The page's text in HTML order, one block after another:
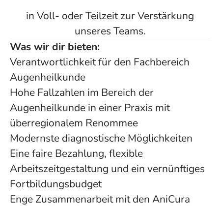
in Voll- oder Teilzeit zur Verstärkung
unseres Teams.
Was wir dir bieten:
Verantwortlichkeit für den Fachbereich
Augenheilkunde
Hohe Fallzahlen im Bereich der
Augenheilkunde in einer Praxis mit
überregionalem Renommee
Modernste diagnostische Möglichkeiten
Eine faire Bezahlung, flexible
Arbeitszeitgestaltung und ein vernünftiges
Fortbildungsbudget
Enge Zusammenarbeit mit den AniCura